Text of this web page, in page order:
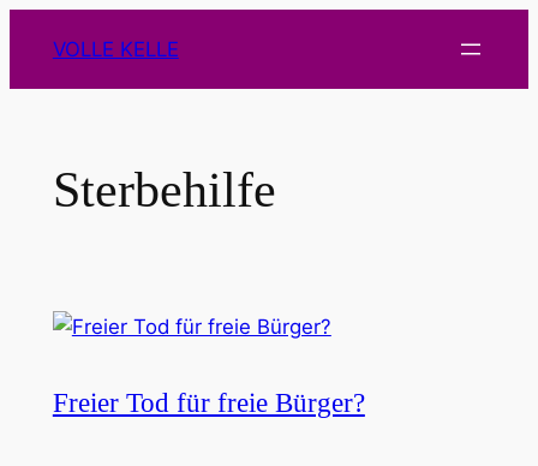
Inhalt
springen
VOLLE KELLE
Sterbehilfe
Freier Tod für freie Bürger?